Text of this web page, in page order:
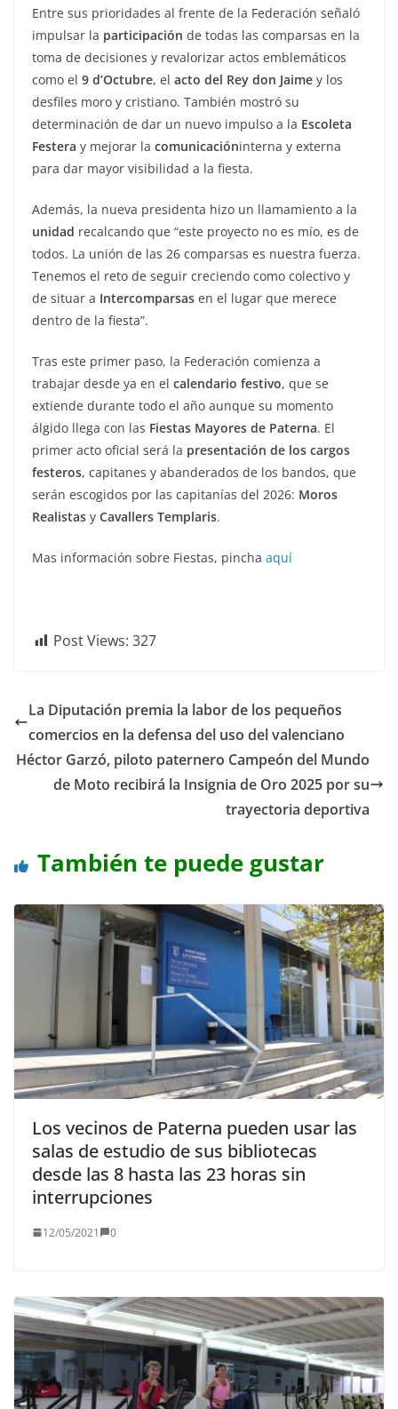
Entre sus prioridades al frente de la Federación señaló
impulsar la participación de todas las comparsas en la
toma de decisiones y revalorizar actos emblemáticos
como el 9 d’Octubre, el acto del Rey don Jaime y los
desfiles moro y cristiano. También mostró su
determinación de dar un nuevo impulso a la Escoleta
Festera y mejorar la comunicacióninterna y externa
para dar mayor visibilidad a la fiesta.
Además, la nueva presidenta hizo un llamamiento a la
unidad recalcando que “este proyecto no es mío, es de
todos. La unión de las 26 comparsas es nuestra fuerza.
Tenemos el reto de seguir creciendo como colectivo y
de situar a Intercomparsas en el lugar que merece
dentro de la fiesta”.
Tras este primer paso, la Federación comienza a
trabajar desde ya en el calendario festivo, que se
extiende durante todo el año aunque su momento
álgido llega con las Fiestas Mayores de Paterna. El
primer acto oficial será la presentación de los cargos
festeros, capitanes y abanderados de los bandos, que
serán escogidos por las capitanías del 2026: Moros
Realistas y Cavallers Templaris.
Mas información sobre Fiestas, pincha aquí
Post Views: 327
La Diputación premia la labor de los pequeños
comercios en la defensa del uso del valenciano
Héctor Garzó, piloto paternero Campeón del Mundo
de Moto recibirá la Insignia de Oro 2025 por su
trayectoria deportiva
También te puede gustar
Los vecinos de Paterna pueden usar las
salas de estudio de sus bibliotecas
desde las 8 hasta las 23 horas sin
interrupciones
12/05/2021 0